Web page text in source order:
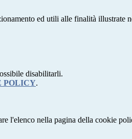
ed utili alle finalità illustrate
disabilitarli.
POLICY.
l'elenco nella pagina della cookie